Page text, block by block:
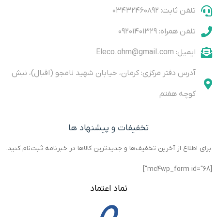
adjustable
35vdc
Ideal for
of 18 W
power
high-
sound
The new
تلفن ثابت: ۰۳۴۳۲۴۶۰۸۹۲
تلفن همراه: ۰۹۲۰۱۴۰۱۳۲۹
ایمیل: Eleco.ohm@gmail.com
آدرس دفتر مرکزی: کرمان، خیابان شهید نامجو (اقبال)، نبش
کوچه هفتم
تخفیفات و پیشنهاد ها
برای اطلاع از آخرین تخفیف‌ها و جدیدترین کالاها در خبرنامه ثبت‌نام کنید.
[mc4wp_form id="68"]
نماد اعتماد